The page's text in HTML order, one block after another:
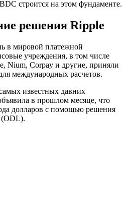
строится на этом фундаменте.
решения Ripple
в мировой платежной
учреждения, в том числе
Nium, Corpay и другие, приняли
международных расчетов.
известных давних
в прошлом месяце, что
долларов с помощью решения
(ODL).